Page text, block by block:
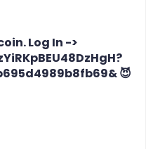
Log In ->
😈